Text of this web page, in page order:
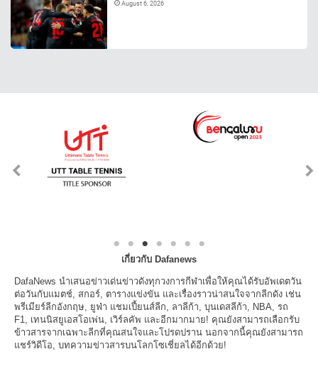
August 6, 2026
เกี่ยวกับ Dafanews
DafaNews นำเสนอข่าวเด่นข่าวดังทุกวงการกีฬาเพื่อให้คุณได้รับอัพเดตวัน
ต่อวันกับแมตช์, สกอร์, ตารางแข่งขัน และเรื่องราวน่าสนใจจากลีกดัง เช่น
พรีเมียร์ลีกอังกฤษ, ยูฟ่า แชมเปี้ยนส์ลีก, ลาลีก้า, บุนเดสลีก้า, NBA, รถ
F1, เทนนิสยูเอสโอเพ่น, เวิร์ลคัพ และอีกมากมาย! คุณยังสามารถเลือกรับ
ข้าวสารจากเฉพาะลีกที่คุณสนใจและโปรดปราน นอกจากนี้คุณยังสามารถ
แชร์วิดีโอ, บทความข่าวสารบนโลกโซเชี่ยลได้อีกด้วย!